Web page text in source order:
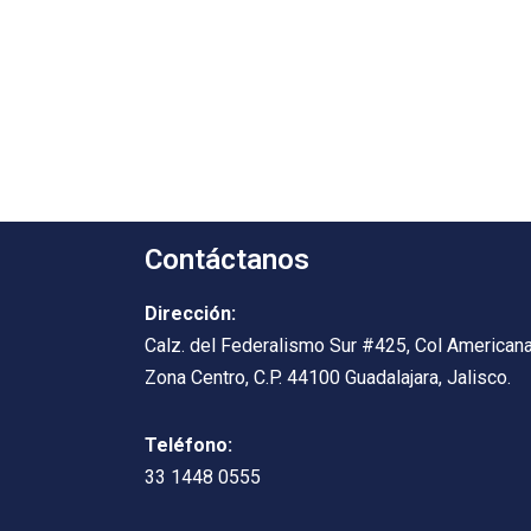
Contáctanos
Dirección:
Calz. del Federalismo Sur #425, Col
Zona Centro, C.P. 44100 Guadalajara, Jalisco.
Teléfono:
33 1448 0555